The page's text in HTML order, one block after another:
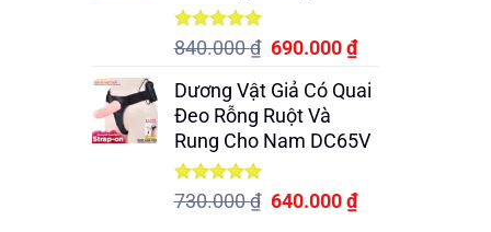
Được xếp
hạng5.00
840.000₫ Giá
là:
840.000 ₫.
690.000₫Giá
tại
690.000 ₫.
Dương Vật Giả Có Quai
Đeo Rỗng Ruột Và
Rung Cho Nam DC65V
Được xếp
hạng5.00
730.000₫ Giá
640.000₫Giá